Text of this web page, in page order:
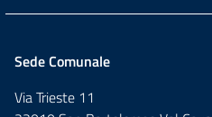
Sede Comunale
Via Trieste 11